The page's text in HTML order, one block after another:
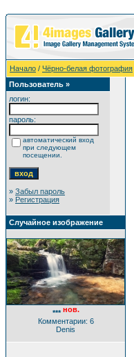
Начало / Чёрно-белая фотография
Пользователь »
логин:
пароль:
автоматический вход
при следующем
посещении.
» Забыл пароль
» Регистрация
Случайное изображение
*** нов.
Комментарии: 6
Denis